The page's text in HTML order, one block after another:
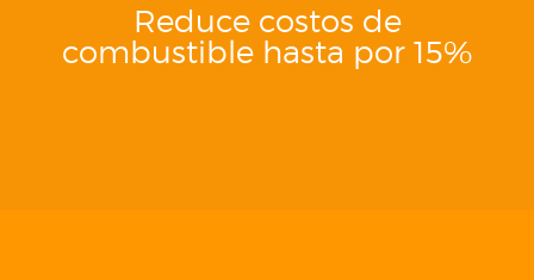
Reduce costos de
combustible hasta por 15%